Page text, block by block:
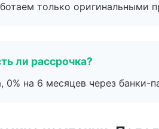
только оригинальными
ли рассрочка?
0% на 6 месяцев через банки-